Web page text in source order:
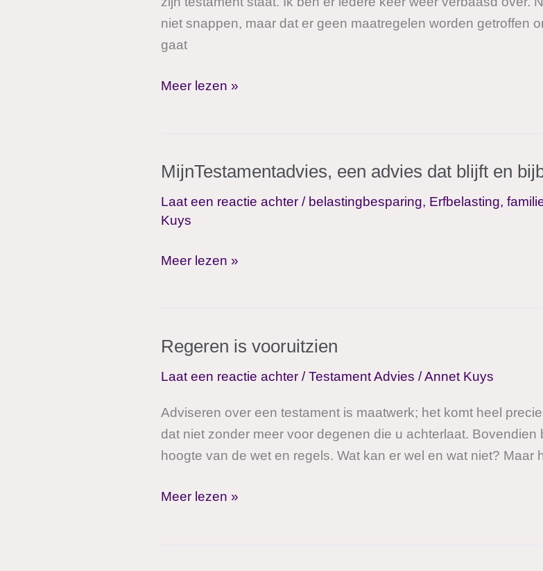
niet snappen, maar dat er geen maatregelen worden getroffen
gaat
Bouwen
basis,
kunnen
op
Meer lezen »
MijnTestamentadvies, een advies dat blijft en
Laat een reactie achter / belastingbesparing, Erfbelasting,
Kuys
MijnTestamentadvies,
blijft
Meer lezen »
Regeren is vooruitzien
Laat een reactie achter /Testament Advies /Annet Kuys
Adviseren over een testament is maatwerk; het komt heel
dat niet zonder meer voor degenen die u achterlaat.
hoogte van de wet en regels. Wat kan er wel en wat niet? Maar
Regeren
Meer lezen »